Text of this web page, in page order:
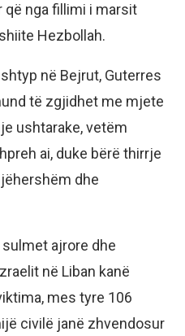
që nga fillimi i marsit
Hezbollah.
në Bejrut, Guterres
të zgjidhet me mjete
ushtarake, vetëm
ai, duke bërë thirrje
dhe
ajrore dhe
në Liban kanë
mes tyre 106
civilë janë zhvendosur